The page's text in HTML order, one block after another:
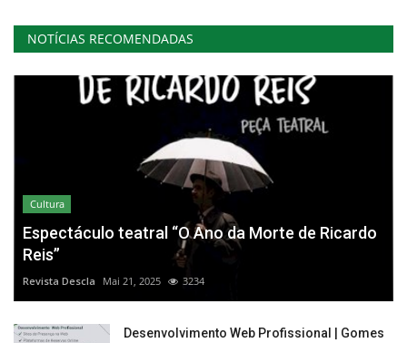
NOTÍCIAS RECOMENDADAS
Cultura
Espectáculo teatral “O Ano da Morte de Ricardo
Reis”
Revista Descla Mai 21, 2025 3234
Desenvolvimento Web Profissional | Gomes